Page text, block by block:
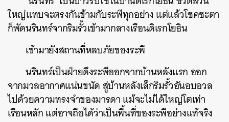
ใหญ่แทบจะตรงกันข้ามกับระพีทุกอย่าง แต่แล้วโชคชะตา
ก็พัดนรินทร์จากริมรั้วเข้ามากลางเรือนดิเรกโยธิน
เข้ามายังสถานที่หลบภัยของระพี
นรินทร์เป็นฝ่ายดึงระพีออกจากบ้านหลังแรก ออก
จากมวลอากาศแน่นขนัด สู่บ้านหลังเล็กริมรั้วอันอบอวล
ไปด้วยความทรงจำของมารดา แม้จะไม่ได้ใหญ่โตเท่า
เรือนหลัก แต่อาจถือได้ว่าเป็นพื้นที่ของระพีอย่างแท้จริง
SHARE TWEET LINE EMAIL